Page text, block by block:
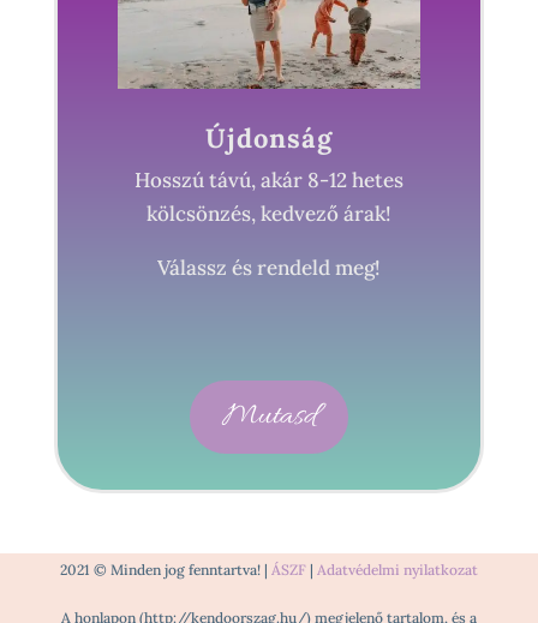
Újdonság
Hosszú távú, akár 8-12 hetes
kölcsönzés, kedvező árak!
Válassz és rendeld meg!
Mutasd
2021 © Minden jog fenntartva! | ÁSZF| Adatvédelmi nyilatkozat
A honlapon (http://kendoorszag.hu/) megjelenő tartalom, és a